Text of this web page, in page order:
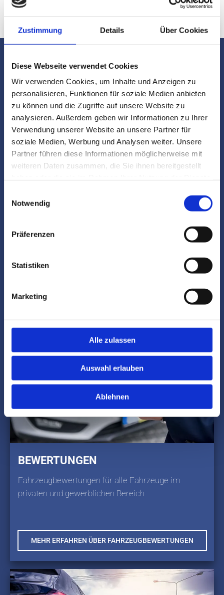
Zustimmung Details Über Cookies
Diese Webseite verwendet Cookies
Wir verwenden Cookies, um Inhalte und Anzeigen zu
personalisieren, Funktionen für soziale Medien anbieten
zu können und die Zugriffe auf unsere Website zu
analysieren. Außerdem geben wir Informationen zu Ihrer
Verwendung unserer Website an unsere Partner für
soziale Medien, Werbung und Analysen weiter. Unsere
Partner führen diese Informationen möglicherweise mit
weiteren Daten zusammen, die Sie ihnen bereitgestellt
Notwendig
Präferenzen
Statistiken
Marketing
Alle zulassen
Auswahl erlauben
Ablehnen
GUTACHTEN
Oldtimergutachten
Unfalldatenschreiber
BEWERTUNGEN
Fahrzeugbewertungen für alle Fahrzeuge im
privaten und gewerblichen Bereich.
MEHR ERFAHREN ÜBER FAHRZEUGBEWERTUNGEN